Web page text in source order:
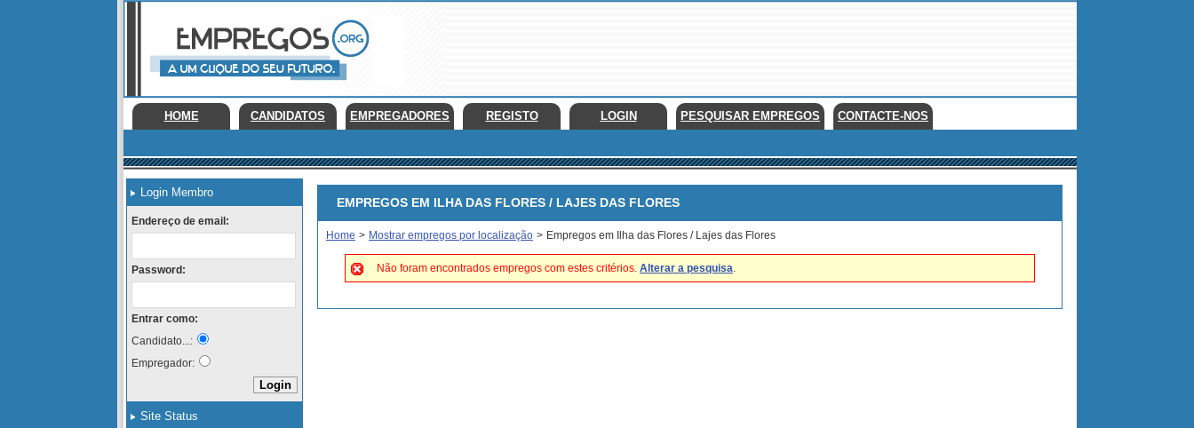
HOME CANDIDATOS EMPREGADORES REGISTO LOGIN PESQUISAR EMPREGOS CONTACTE-NOS
Login Membro
Endereço de email:
Password:
Entrar como:
Candidato...:
Empregador:
Site Status
EMPREGOS EM ILHA DAS FLORES / LAJES DAS FLORES
Home > Mostrar empregos por localização > Empregos em Ilha das Flores / Lajes das Flores
Não foram encontrados empregos com estes critérios. Alterar a pesquisa.